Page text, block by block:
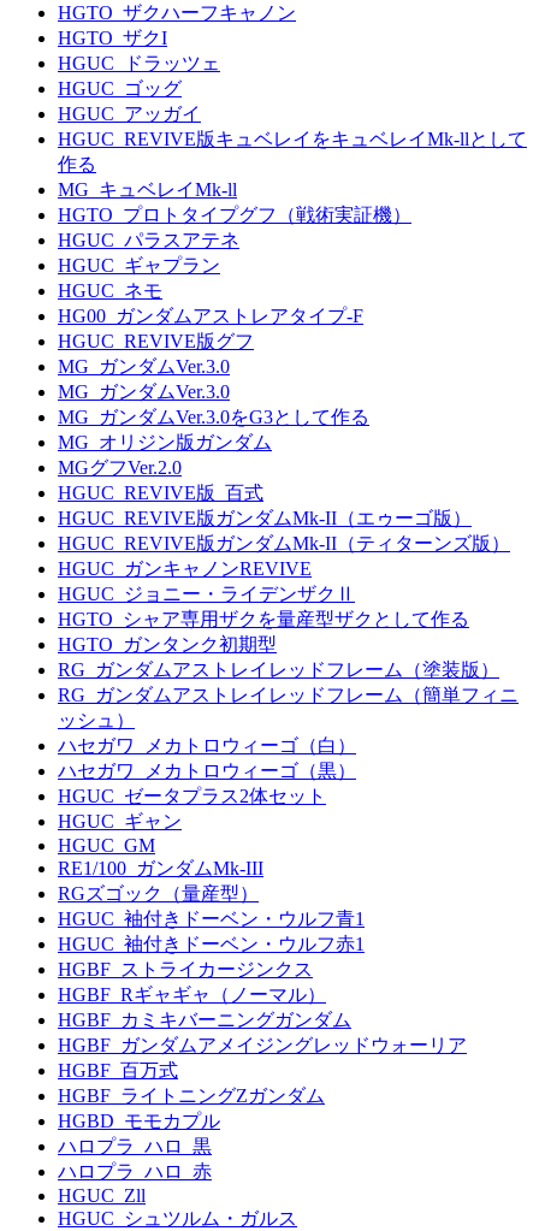
HGTO_ザクハーフキャノン
HGTO_ザクI
HGUC_ドラッツェ
HGUC_ゴッグ
HGUC_アッガイ
HGUC_REVIVE版キュベレイをキュベレイMk-llとして
作る
MG_キュベレイMk-ll
HGTO_プロトタイプグフ（戦術実証機）
HGUC_パラスアテネ
HGUC_ギャプラン
HGUC_ネモ
HG00_ガンダムアストレアタイプ-F
HGUC_REVIVE版グフ
MG_ガンダムVer.3.0
MG_ガンダムVer.3.0
MG_ガンダムVer.3.0をG3として作る
MG_オリジン版ガンダム
MGグフVer.2.0
HGUC_REVIVE版_百式
HGUC_REVIVE版ガンダムMk-II（エゥーゴ版）
HGUC_REVIVE版ガンダムMk-II（ティターンズ版）
HGUC_ガンキャノンREVIVE
HGUC_ジョニー・ライデンザクⅡ
HGTO_シャア専用ザクを量産型ザクとして作る
HGTO_ガンタンク初期型
RG_ガンダムアストレイレッドフレーム（塗装版）
RG_ガンダムアストレイレッドフレーム（簡単フィニ
ッシュ）
ハセガワ_メカトロウィーゴ（白）
ハセガワ_メカトロウィーゴ（黒）
HGUC_ゼータプラス2体セット
HGUC_ギャン
HGUC_GM
RE1/100_ガンダムMk-III
RGズゴック（量産型）
HGUC_袖付きドーベン・ウルフ青1
HGUC_袖付きドーベン・ウルフ赤1
HGBF_ストライカージンクス
HGBF_Rギャギャ（ノーマル）
HGBF_カミキバーニングガンダム
HGBF_ガンダムアメイジングレッドウォーリア
HGBF_百万式
HGBF_ライトニングZガンダム
HGBD_モモカプル
ハロプラ_ハロ_黒
ハロプラ_ハロ_赤
HGUC_Zll
HGUC_シュツルム・ガルス